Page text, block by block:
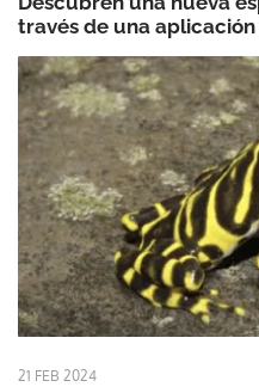
través de una
21 FEB 2024